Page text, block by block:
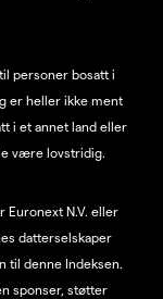
personer bosatt i
er heller ikke ment
i et annet land eller
være lovstridig.
N.V. eller
datterselskaper
til denne Indeksen.
sponser, støtter